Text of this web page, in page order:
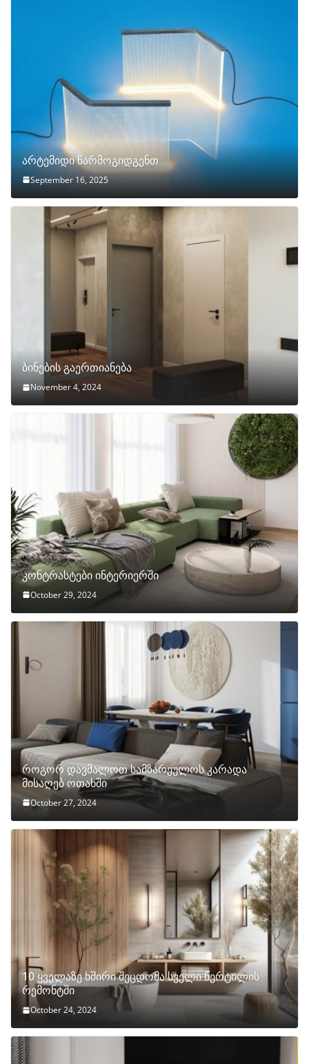
არტემიდი წარმოგიდგენთ
September 16, 2025
ბინების გაერთიანება
November 4, 2024
კონტრასტები ინტერიერში
October 29, 2024
როგორ დავმალოთ სამზარეულოს კარადა
მისაღებ ოთახში
October 27, 2024
10 ყველაზე ხშირი შეცდომა სველი წერტილის
რემონტში
October 24, 2024